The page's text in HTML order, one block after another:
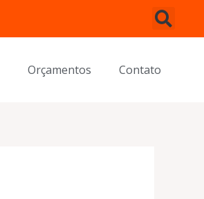
Orçamentos Contato